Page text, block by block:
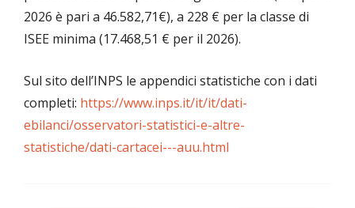
2026 è pari a 46.582,71€), a 228 € per la classe di
ISEE minima (17.468,51 € per il 2026).
Sul sito dell’INPS le appendici statistiche con i dati
completi: https://www.inps.it/it/it/dati-
ebilanci/osservatori-statistici-e-altre-
statistiche/dati-cartacei---auu.html